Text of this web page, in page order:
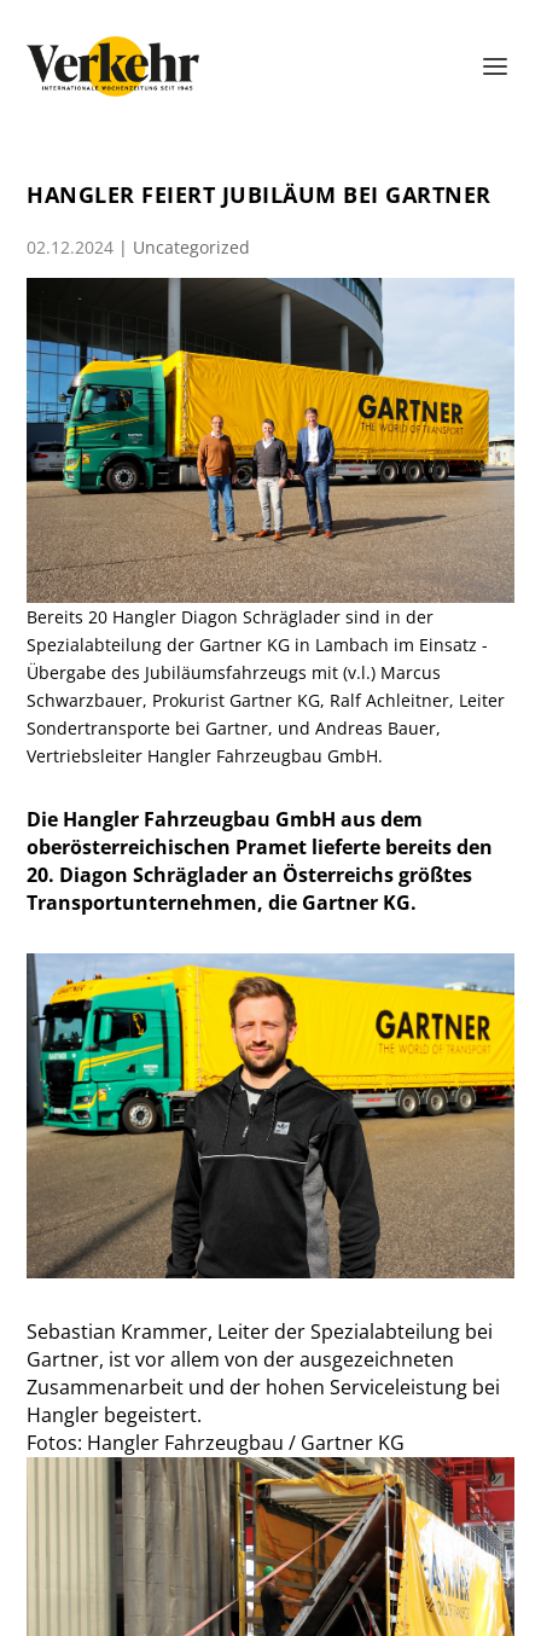
HANGLER FEIERT JUBILÄUM BEI GARTNER
02.12.2024 | Uncategorized
Bereits 20 Hangler Diagon Schräglader sind in der
Spezialabteilung der Gartner KG in Lambach im Einsatz -
Übergabe des Jubiläumsfahrzeugs mit (v.l.) Marcus
Schwarzbauer, Prokurist Gartner KG, Ralf Achleitner, Leiter
Sondertransporte bei Gartner, und Andreas Bauer,
Vertriebsleiter Hangler Fahrzeugbau GmbH.
Die Hangler Fahrzeugbau GmbH aus dem
oberösterreichischen Pramet lieferte bereits den
20. Diagon Schräglader an Österreichs größtes
Transportunternehmen, die Gartner KG.
Sebastian Krammer, Leiter der Spezialabteilung bei
Gartner, ist vor allem von der ausgezeichneten
Zusammenarbeit und der hohen Serviceleistung bei
Hangler begeistert.
Fotos: Hangler Fahrzeugbau / Gartner KG